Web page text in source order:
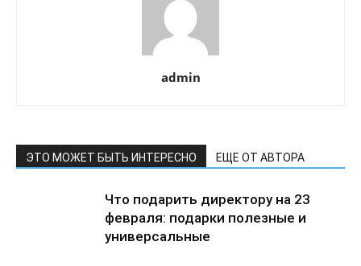
admin
ЭТО МОЖЕТ БЫТЬ ИНТЕРЕСНО ЕЩЕ ОТ АВТОРА
Что подарить директору на 23
февраля: подарки полезные и
универсальные